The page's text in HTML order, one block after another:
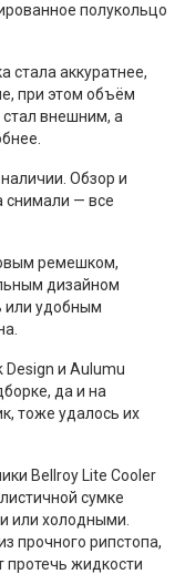
полукольцо
стала аккуратнее,
при этом объём
стал внешним, а
Обзор и
снимали — все
ремешком,
дизайном
или удобным
Design и Aulumu
да и на
тоже удалось их
Bellroy Lite Cooler
сумке
или холодными.
прочного рипстопа,
протечь жидкости